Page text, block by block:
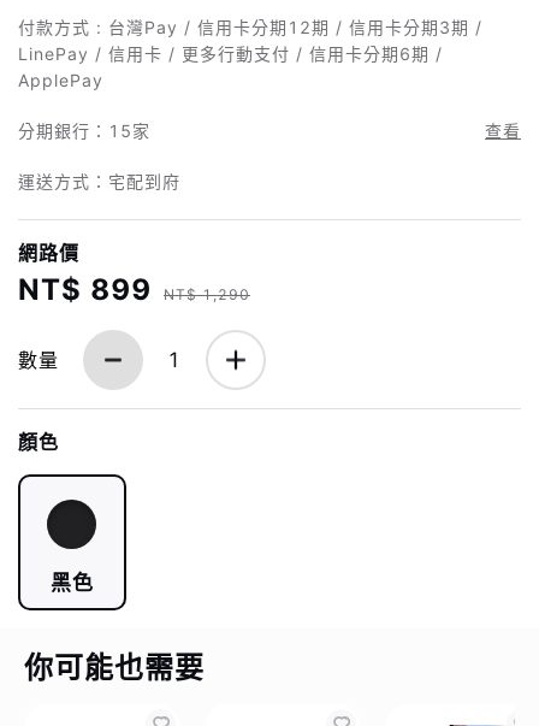
付款方式 : 台灣Pay / 信用卡分期12期 / 信用卡分期3期 /
LinePay / 信用卡 / 更多行動支付 / 信用卡分期6期 /
ApplePay
分期銀行： 15家 查看
運送方式：宅配到府
網路價
NT$ 899 NT$ 1,290
數量 1
顏色
黑色
你可能也需要